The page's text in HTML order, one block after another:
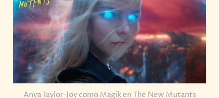
Anya Taylor-Joy como Magik en The New Mutants